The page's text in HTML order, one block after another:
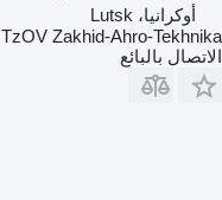
أوكرانيا، Lutsk
TzOV Zakhid-Ahro-Tekhnika
الاتصال بالبائع